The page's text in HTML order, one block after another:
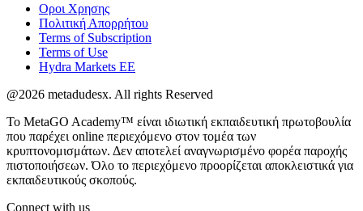
Οροι Χρησης
Πολιτική Απορρήτου
Terms of Subscription
Terms of Use
Hydra Markets EE
@2026 metadudesx. All rights Reserved
Το MetaGO Academy™ είναι ιδιωτική εκπαιδευτική πρωτοβουλία
που παρέχει online περιεχόμενο στον τομέα των
κρυπτονομισμάτων. Δεν αποτελεί αναγνωρισμένο φορέα παροχής
πιστοποιήσεων. Όλο το περιεχόμενο προορίζεται αποκλειστικά για
εκπαιδευτικούς σκοπούς.
Connect with us